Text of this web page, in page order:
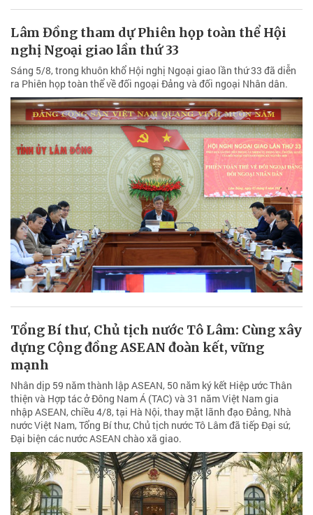
Lâm Đồng tham dự Phiên họp toàn thể Hội
nghị Ngoại giao lần thứ 33
Sáng 5/8, trong khuôn khổ Hội nghị Ngoại giao lần thứ 33 đã diễn
ra Phiên họp toàn thể về đối ngoại Đảng và đối ngoại Nhân dân.
Tổng Bí thư, Chủ tịch nước Tô Lâm: Cùng xây
dựng Cộng đồng ASEAN đoàn kết, vững
mạnh
Nhân dịp 59 năm thành lập ASEAN, 50 năm ký kết Hiệp ước Thân
thiện và Hợp tác ở Đông Nam Á (TAC) và 31 năm Việt Nam gia
nhập ASEAN, chiều 4/8, tại Hà Nội, thay mặt lãnh đạo Đảng, Nhà
nước Việt Nam, Tổng Bí thư, Chủ tịch nước Tô Lâm đã tiếp Đại sứ,
Đại biện các nước ASEAN chào xã giao.